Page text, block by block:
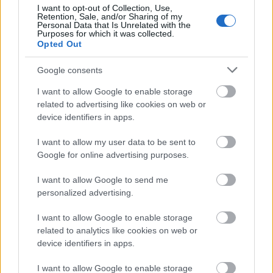
I want to opt-out of Collection, Use,
Retention, Sale, and/or Sharing of my
Personal Data that Is Unrelated with the
Purposes for which it was collected.
Opted Out
Google consents
I want to allow Google to enable storage
related to advertising like cookies on web or
device identifiers in apps.
I want to allow my user data to be sent to
Google for online advertising purposes.
I want to allow Google to send me
personalized advertising.
I want to allow Google to enable storage
related to analytics like cookies on web or
device identifiers in apps.
I want to allow Google to enable storage
Aina hii ya mazoezi husaidia kujenga uthabiti na
uvumilivu. Iwe unapendelea mazoezi ya moyo ya
kawaida au ya muda mrefu, mazoezi ya mviringo
yanaweza kutosheleza mahitaji yako. Inakuwezesha
kubinafsisha mazoezi yako, na hivyo kunufaisha
Mchoro wa moyo mahiri na mishipa ya damu na mtu
Bofya au gusa picha kwa maelezo zaidi na ubora wa